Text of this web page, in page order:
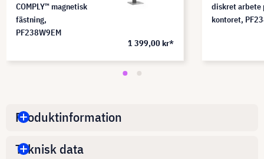
COMPLY™ magnetisk
fästning,
PF238W9EM
1 399,00 kr*
diskret arbete
kontoret,
Produktinformation
Teknisk data